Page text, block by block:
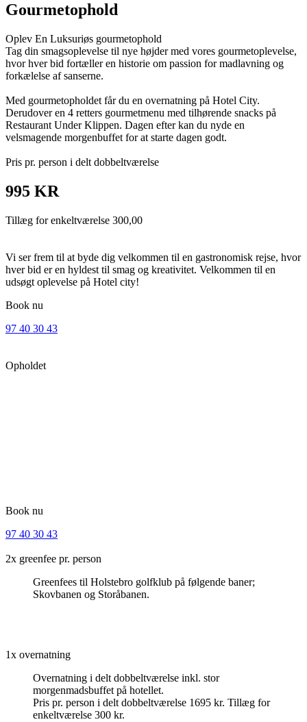
Gourmetophold
Oplev En Luksuriøs gourmetophold
Tag din smagsoplevelse til nye højder med vores gourmetoplevelse,
hvor hver bid fortæller en historie om passion for madlavning og
forkælelse af sanserne.
Med gourmetopholdet får du en overnatning på Hotel City.
Derudover en 4 retters gourmetmenu med tilhørende snacks på
Restaurant Under Klippen. Dagen efter kan du nyde en
velsmagende morgenbuffet for at starte dagen godt.
Pris pr. person i delt dobbeltværelse
995 KR
Tillæg for enkeltværelse 300,00
Vi ser frem til at byde dig velkommen til en gastronomisk rejse, hvor
hver bid er en hyldest til smag og kreativitet. Velkommen til en
udsøgt oplevelse på Hotel city!
Book nu
97 40 30 43
Opholdet
Book nu
97 40 30 43
2x greenfee pr. person
Greenfees til Holstebro golfklub på følgende baner;
Skovbanen og Storåbanen.
1x overnatning
Overnatning i delt dobbeltværelse inkl. stor
morgenmadsbuffet på hotellet.
Pris pr. person i delt dobbeltværelse 1695 kr. Tillæg for
enkeltværelse 300 kr.